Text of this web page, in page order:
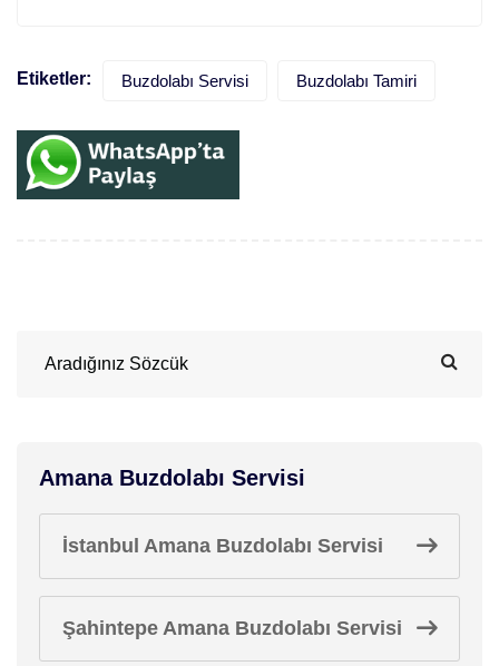
Etiketler: Buzdolabı Servisi Buzdolabı Tamiri
Amana Buzdolabı Servisi
İstanbul Amana Buzdolabı Servisi
Şahintepe Amana Buzdolabı Servisi